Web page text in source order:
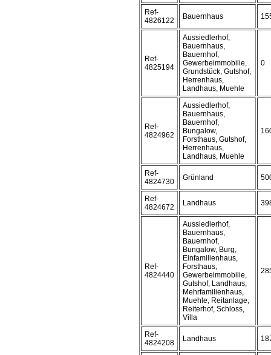
Ref-
4826122
Bauernhaus
Ref-
4825194
Aussiedlerhof,
Bauernhaus,
Bauernhof,
Gewerbeimmobilie,
Grundstück, Gutshof,
Herrenhaus,
Landhaus, Muehle
0
Ref-
4824962
Aussiedlerhof,
Bauernhaus,
Bauernhof,
Bungalow,
Forsthaus, Gutshof,
Herrenhaus,
Landhaus, Muehle
Ref-
4824730
Grünland
Ref-
4824672
Landhaus
Ref-
4824440
Aussiedlerhof,
Bauernhaus,
Bauernhof,
Bungalow, Burg,
Einfamilienhaus,
Forsthaus,
Gewerbeimmobilie,
Gutshof, Landhaus,
Mehrfamilienhaus,
Muehle, Reitanlage,
Reiterhof, Schloss,
Villa
Ref-
4824208
Landhaus